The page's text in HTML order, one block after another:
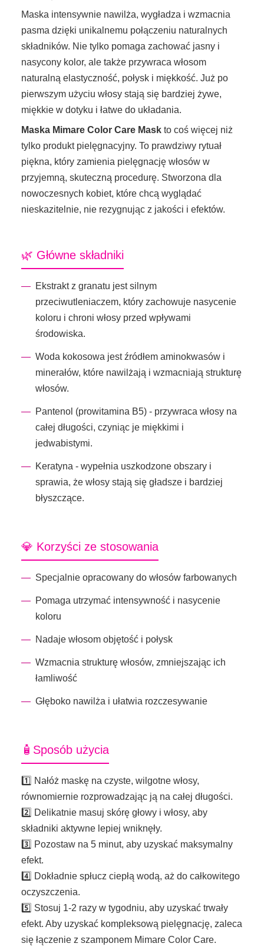
Maska intensywnie nawilża, wygładza i wzmacnia
pasma dzięki unikalnemu połączeniu naturalnych
składników. Nie tylko pomaga zachować jasny i
nasycony kolor, ale także przywraca włosom
naturalną elastyczność, połysk i miękkość. Już po
pierwszym użyciu włosy stają się bardziej żywe,
miękkie w dotyku i łatwe do układania.
Maska Mimare Color Care Mask to coś więcej niż
tylko produkt pielęgnacyjny. To prawdziwy rytuał
piękna, który zamienia pielęgnację włosów w
przyjemną, skuteczną procedurę. Stworzona dla
nowoczesnych kobiet, które chcą wyglądać
nieskazitelnie, nie rezygnując z jakości i efektów.
🌿 Główne składniki
Ekstrakt z granatu jest silnym
przeciwutleniaczem, który zachowuje nasycenie
koloru i chroni włosy przed wpływami
środowiska.
Woda kokosowa jest źródłem aminokwasów i
minerałów, które nawilżają i wzmacniają strukturę
włosów.
Pantenol (prowitamina B5) - przywraca włosy na
całej długości, czyniąc je miękkimi i
jedwabistymi.
Keratyna - wypełnia uszkodzone obszary i
sprawia, że ​​włosy stają się gładsze i bardziej
błyszczące.
💎 Korzyści ze stosowania
Specjalnie opracowany do włosów farbowanych
Pomaga utrzymać intensywność i nasycenie
koloru
Nadaje włosom objętość i połysk
Wzmacnia strukturę włosów, zmniejszając ich
łamliwość
Głęboko nawilża i ułatwia rozczesywanie
🧴Sposób użycia
1️⃣ Nałóż maskę na czyste, wilgotne włosy,
równomiernie rozprowadzając ją na całej długości.
2️⃣ Delikatnie masuj skórę głowy i włosy, aby
składniki aktywne lepiej wniknęły.
3️⃣ Pozostaw na 5 minut, aby uzyskać maksymalny
efekt.
4️⃣ Dokładnie spłucz ciepłą wodą, aż do całkowitego
oczyszczenia.
5️⃣ Stosuj 1-2 razy w tygodniu, aby uzyskać trwały
efekt. Aby uzyskać kompleksową pielęgnację, zaleca
się łączenie z szamponem Mimare Color Care.